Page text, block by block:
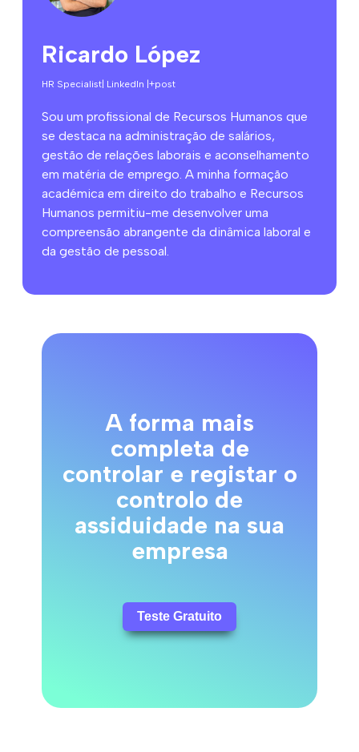
Ricardo López
HR Specialist | LinkedIn | +post
Sou um profissional de Recursos Humanos que
se destaca na administração de salários,
gestão de relações laborais e aconselhamento
em matéria de emprego. A minha formação
académica em direito do trabalho e Recursos
Humanos permitiu-me desenvolver uma
compreensão abrangente da dinâmica laboral e
da gestão de pessoal.
A forma mais
completa de
controlar e registar o
controlo de
assiduidade na sua
empresa
Teste Gratuito